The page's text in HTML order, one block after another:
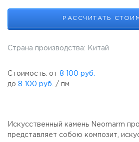
РАССЧИТАТЬ
Страна производства: Китай
Стоимость: от 8 100 руб.
до 8 100 руб. / пм
Искусственный камень Neomarm
представляет собою композит,